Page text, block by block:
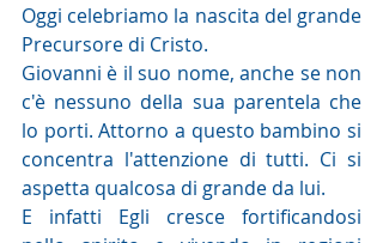
Oggi celebriamo la nascita del grande
Precursore di Cristo.
Giovanni è il suo nome, anche se non
c'è nessuno della sua parentela che
lo porti. Attorno a questo bambino si
concentra l'attenzione di tutti. Ci si
aspetta qualcosa di grande da lui.
E infatti Egli cresce fortificandosi